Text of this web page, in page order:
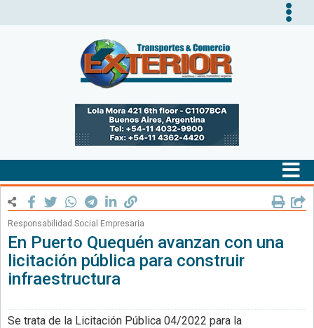
Responsabilidad Social Empresaria
En Puerto Quequén avanzan con una
licitación pública para construir
infraestructura
Se trata de la Licitación Pública 04/2022 para la